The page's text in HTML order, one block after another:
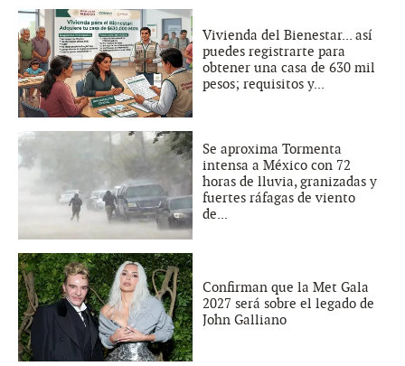
Vivienda del Bienestar... así
puedes registrarte para
obtener una casa de 630 mil
pesos; requisitos y...
Se aproxima Tormenta
intensa a México con 72
horas de lluvia, granizadas y
fuertes ráfagas de viento
de...
Confirman que la Met Gala
2027 será sobre el legado de
John Galliano